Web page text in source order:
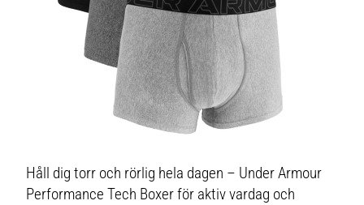
Håll dig torr och rörlig hela dagen – Under Armour
Performance Tech Boxer för aktiv vardag och